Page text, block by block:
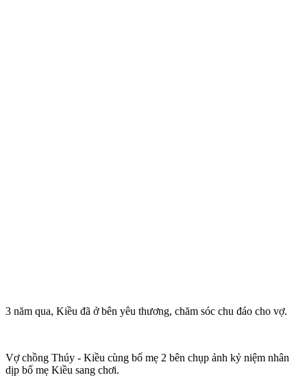
3 năm qua, Kiều đã ở bên yêu thương, chăm sóc chu đáo cho vợ.
Vợ chồng Thúy - Kiều cùng bố mẹ 2 bên chụp ảnh kỷ niệm nhân
dịp bố mẹ Kiều sang chơi.